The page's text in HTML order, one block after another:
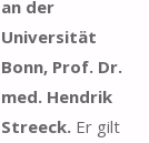
an der
Universität
Bonn, Prof. Dr.
med. Hendrik
Streeck.Er gilt